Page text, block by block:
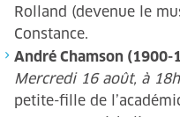
Rolland (devenue le
Constance.
André Chamson
Mercredi 16 août, à
petite-fille de